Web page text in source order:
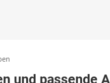
Trips:
und passende